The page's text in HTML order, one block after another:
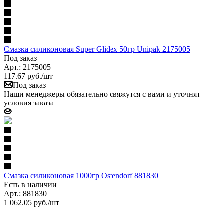
Смазка силиконовая Super Glidex 50гр Unipak 2175005
Под заказ
Арт.: 2175005
117.67 руб./шт
Под заказ
Наши менеджеры обязательно свяжутся с вами и уточнят
условия заказа
Смазка силиконовая 1000гр Ostendorf 881830
Есть в наличии
Арт.: 881830
1 062.05 руб./шт